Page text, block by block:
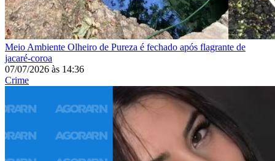
Meio Ambiente Olheiro de Pureza é fechado após flagrante de
jacaré-coroa
07/07/2026 às 14:36
Crime